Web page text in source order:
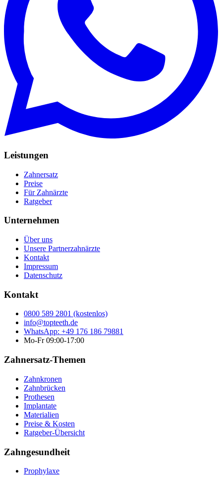
Leistungen
Zahnersatz
Preise
Für Zahnärzte
Ratgeber
Unternehmen
Über uns
Unsere Partnerzahnärzte
Kontakt
Impressum
Datenschutz
Kontakt
0800 589 2801 (kostenlos)
info@topteeth.de
WhatsApp: +49 176 186 79881
Mo-Fr 09:00-17:00
Zahnersatz-Themen
Zahnkronen
Zahnbrücken
Prothesen
Implantate
Materialien
Preise & Kosten
Ratgeber-Übersicht
Zahngesundheit
Prophylaxe